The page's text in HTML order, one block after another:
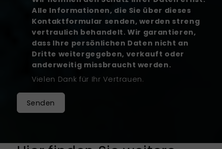
Alle Informationen, die Sie über dieses
Kontaktformular senden, werden streng
vertraulich behandelt. Wir garantieren,
dass Ihre persönlichen Daten nicht an
Dritte weitergegeben, verkauft oder
anderweitig missbraucht werden.
Vielen Dank für Ihr Vertrauen.
Senden